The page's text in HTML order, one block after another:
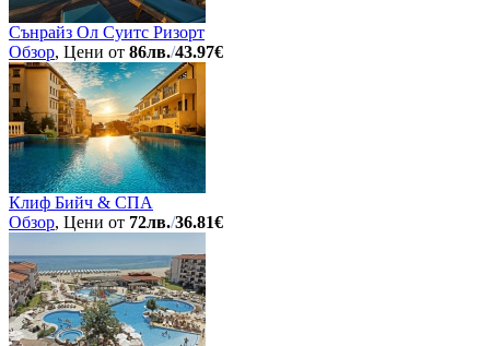
Сънрайз Ол Суитс Ризорт
Обзор, Цени от 86лв./43.97€
Клиф Бийч & СПА
Обзор, Цени от 72лв./36.81€